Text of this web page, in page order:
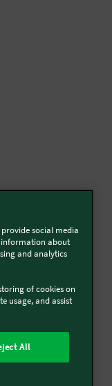
s.r.l.
social media
information about
and analytics
of cookies on
usage, and assist
All